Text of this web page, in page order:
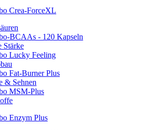
Crea-ForceXL
BCAAs - 120 Kapseln
Stärke
Lucky Feeling
Fat-Burner Plus
& Sehnen
MSM-Plus
Enzym Plus